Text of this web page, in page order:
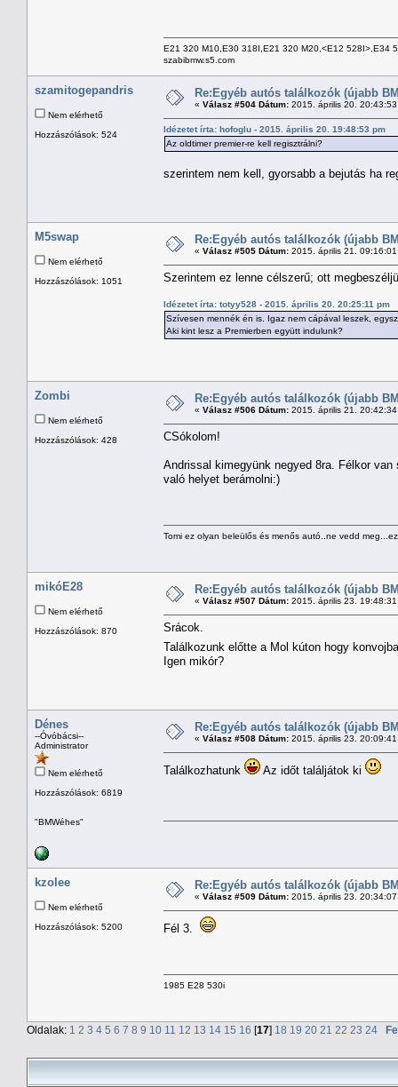
E21 320 M10,E30 318I,E21 320 M20,<E12 528I>,E34
szabibmw.s5.com
szamitogepandris
Nem elérhető
Hozzászólások: 524
Re:Egyéb autós találkozók (újabb
« Válasz #504 Dátum: 2015. április 20.
Idézetet írta: hofoglu - 2015. április 20. 19:48:53 pm
Az oldtimer premier-re kell regisztrálni?
szerintem nem kell, gyorsabb a bejutás ha
M5swap
Nem elérhető
Hozzászólások: 1051
Re:Egyéb autós találkozók (újabb
« Válasz #505 Dátum: 2015. április 21.
Szerintem ez lenne célszerű; ott
Idézetet írta: totyy528 - 2015. április 20. 20:25:11 pm
Szívesen mennék én is. Igaz nem cápával leszek,
Aki kint lesz a Premierben együtt indulunk?
Zombi
Nem elérhető
Hozzászólások: 428
Re:Egyéb autós találkozók (újabb
« Válasz #506 Dátum: 2015. április 21.
CSókolom!
Andrissal kimegyünk negyed 8ra. Félkor
való helyet berámolni:)
Tomi ez olyan beleülős és menős autó..ne vedd
mikóE28
Nem elérhető
Hozzászólások: 870
Re:Egyéb autós találkozók (újabb
« Válasz #507 Dátum: 2015. április 23.
Srácok.
Találkozunk előtte a Mol kúton hogy
Igen mikór?
Dénes
--Óvóbácsi--
Administrator
Nem elérhető
Hozzászólások: 6819
"BMWéhes"
Re:Egyéb autós találkozók (újabb
« Válasz #508 Dátum: 2015. április 23.
Találkozhatunk Az időt találjátok ki
kzolee
Nem elérhető
Hozzászólások: 5200
Re:Egyéb autós találkozók (újabb
« Válasz #509 Dátum: 2015. április 23.
Fél 3.
1985 E28 530i
Oldalak: 1 2 3 4 5 6 7 8 9 10 11 12 13 14 15 16 [17] 18 19 20 21 22 23 24